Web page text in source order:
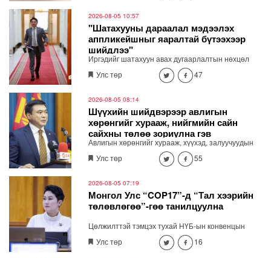
2026-08-05 10:57
"Шатахууны дараалал мэдээлэх
аппликейшныг яаралтай бүтээхээр
шийдлээ"
Иргэдийг шатахуун авах дугаарлалтын нөхцөл
байдлыг бодит цагаар харж явах замаа тооцох
боломжтой мэдээлэл хүргэх зориулалттай
хийхээр шийдлээ. "Шатахууны дарааллыг
мэдээлэх яаралтай бүтээхээр шийдлээ"
Улс төр 47
2026-08-05 08:14
Шүүхийн шийдвэрээр авлигын
хөрөнгийг хурааж, нийгмийн сайн
сайхны төлөө зориулна гэв
Авлигын хөрөнгийг хурааж, хүүхэд, залуучуудын
хөгжлийн санд төвлөрүүлж, зарцуулах тухай
анхдагч хуулийн төслийг Засгийн газрын
Улс төр 55
2026-08-05 07:19
Монгол Улс “COP17”-д “Тал хээрийн
төлөвлөгөө”-гөө танилцуулна
Цөлжилттэй тэмцэх тухай НҮБ-ын конвенцын
талуудын 17 дугаар /COP17/ бага хуралд Монгол
Улсаас дэвшүүлэх үндэсний стратегийн баримт
Улс төр 16